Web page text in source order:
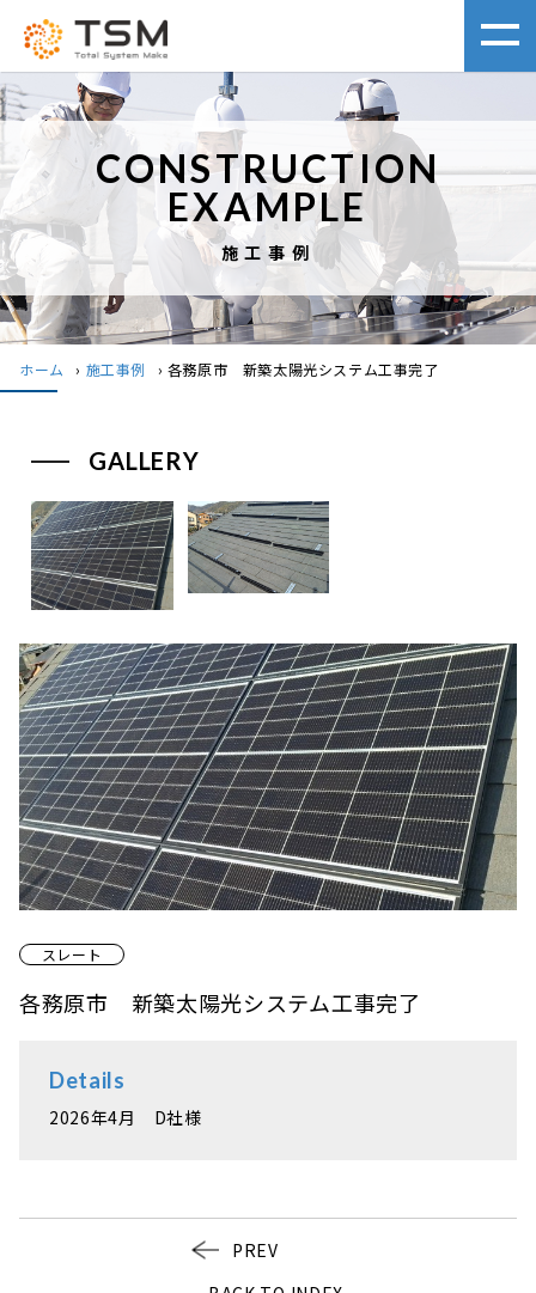
CONSTRUCTION
EXAMPLE
施工事例
ホーム › 施工事例 › 各務原市 新築太陽光システム工事完了
スレート
各務原市 新築太陽光システム工事完了
Details
2026年4月 D社様
GALLERY
PREV